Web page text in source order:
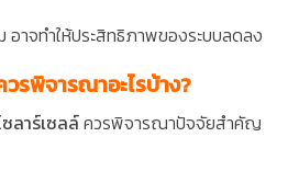
อาจทำให้ประสิทธิภาพของระบบลดลง
รพิจารณาอะไรบ้าง?
ซลาร์เซลล์ควรพิจารณาปัจจัยสำคัญ